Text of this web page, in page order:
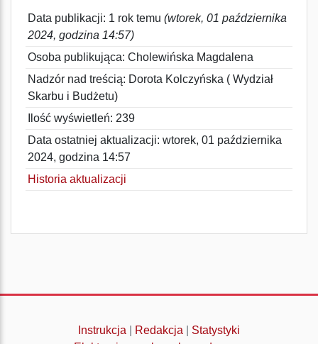
Data publikacji: 1 rok temu (wtorek, 01 października
2024, godzina 14:57)
Osoba publikująca: Cholewińska Magdalena
Nadzór nad treścią: Dorota Kolczyńska ( Wydział
Skarbu i Budżetu)
Ilość wyświetleń: 239
Data ostatniej aktualizacji: wtorek, 01 października
2024, godzina 14:57
Historia aktualizacji
Instrukcja Redakcja
Statystyki